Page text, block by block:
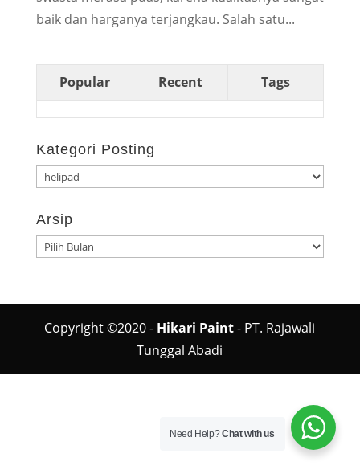
baik dan harganya terjangkau. Salah satu...
Popular Recent Tags
Kategori Posting
Kategori
Arsip
Arsip
Copyright ©2020 - Hikari Paint- PT. Rajawali
Tunggal Abadi
Need Help?Chat with us